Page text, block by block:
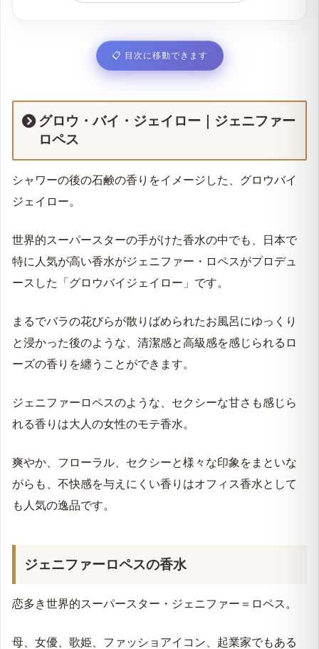
グロウ・バイ・ジェイロー｜ジェニファーロペスを
グロウ・バイ・ジェイロー｜ジェニファーロペスが
愛される理由！口コミ徹底調査！
商品選びの注意！｜正規品と並行輸入品の違いにつ
いて
グロウ・バイ・ジェイロー｜ジェニファーロペス:商
品詳細
📋 目次に移動できます
グロウ・バイ・ジェイロー｜ジェニファー
ロペス
シャワーの後の石鹸の香りをイメージした、グロウバイ
ジェイロー。
世界的スーパースターの手がけた香水の中でも、日本で
特に人気が高い香水がジェニファー・ロペスがプロデュ
ースした「グロウバイジェイロー」です。
まるでバラの花びらが散りばめられたお風呂にゆっくり
と浸かった後のような、清潔感と高級感を感じられるロ
ーズの香りを纏うことができます。
ジェニファーロペスのような、セクシーな甘さも感じら
れる香りは大人の女性のモテ香水。
爽やか、フローラル、セクシーと様々な印象をまといな
がらも、不快感を与えにくい香りはオフィス香水として
も人気の逸品です。
ジェニファーロペスの香水
恋多き世界的スーパースター・ジェニファー＝ロペス。
母、女優、歌姫、ファッショアイコン、起業家でもある